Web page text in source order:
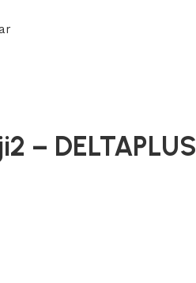
– DELTAPLUS